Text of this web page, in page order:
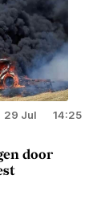
29 Jul 14:25
door